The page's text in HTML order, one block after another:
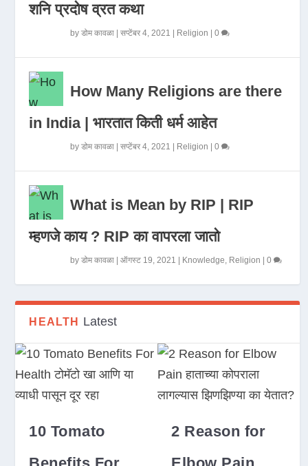
शनि प्रदोष व्रत कथा
byडोम कावळा |सप्टेंबर 4, 2021 Religion |0
How Many Religions are there
in India | भारतात किती धर्म आहेत
byडोम कावळा |सप्टेंबर 4, 2021 Religion |0
What is Mean by RIP | RIP
म्हणजे काय ? RIP का वापरला जातो
byडोम कावळा |ऑगस्ट 19, 2021 Knowledge, Religion |0
HEALTH Latest
10 Tomato
2 Reason for